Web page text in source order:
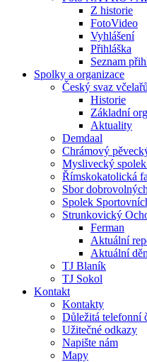
Z historie
FotoVideo
Vyhlášení
Přihláška
Seznam
Spolky a organizace
Český svaz včelařů
Historie
Základní
Aktuality
Demdaal
Chrámový
Myslivecký
Římskokatolická
Sbor
Spolek
Strunkovický
Ferman
Aktuální
Aktuální
TJ Blaník
TJ Sokol
Kontakt
Kontakty
Důležitá telefonní
Užitečné odkazy
Napište nám
Mapy